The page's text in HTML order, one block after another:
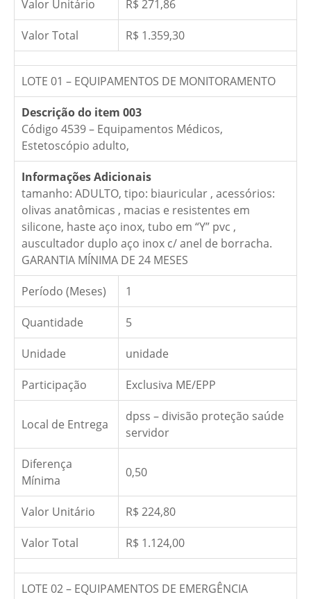
Valor Unitário R$ 271,86
Valor Total R$ 1.359,30
LOTE 01 – EQUIPAMENTOS DE MONITORAMENTO
Descrição do item 003
Código 4539 – Equipamentos Médicos,
Estetoscópio adulto,
Informações Adicionais
tamanho: ADULTO, tipo: biauricular , acessórios:
olivas anatômicas , macias e resistentes em
silicone, haste aço inox, tubo em “Y” pvc ,
auscultador duplo aço inox c/ anel de borracha.
GARANTIA MÍNIMA DE 24 MESES
Período (Meses) 1
Quantidade 5
Unidade unidade
Participação Exclusiva ME/EPP
Local de Entrega
dpss – divisão proteção saúde
servidor
Diferença
Mínima
0,50
Valor Unitário R$ 224,80
Valor Total R$ 1.124,00
LOTE 02 – EQUIPAMENTOS DE EMERGÊNCIA